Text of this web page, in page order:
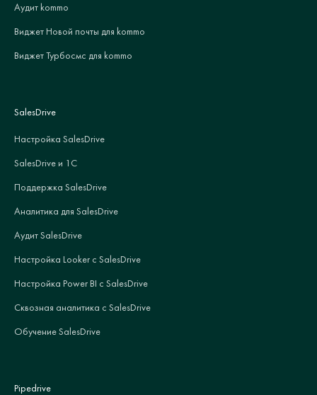
Аудит kommo
Виджет Новой почты для kommo
Виджет Турбосмс для kommo
SalesDrive
Настройка SalesDrive
SalesDrive и 1С
Поддержка SalesDrive
Аналитика для SalesDrive
Аудит SalesDrive
Настройка Looker с SalesDrive
Настройка Power BI с SalesDrive
Сквозная аналитика с SalesDrive
Обучение SalesDrive
Pipedrive